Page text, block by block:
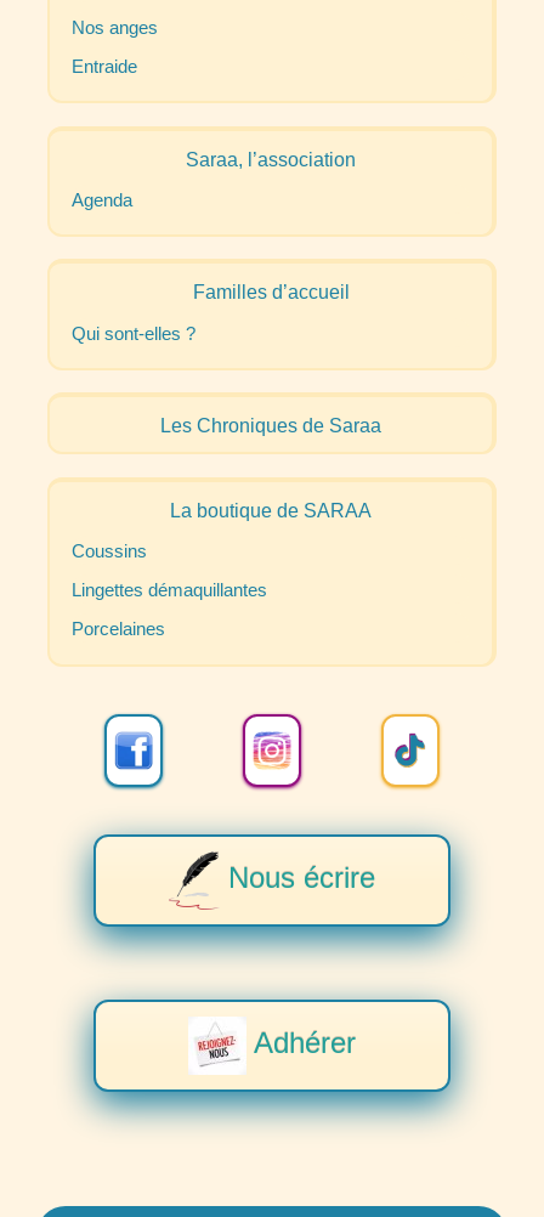
Nos anges
Entraide
Saraa, l’association
Agenda
Familles d’accueil
Qui sont-elles ?
Les Chroniques de Saraa
La boutique de SARAA
Coussins
Lingettes démaquillantes
Porcelaines
Nous écrire
Adhérer